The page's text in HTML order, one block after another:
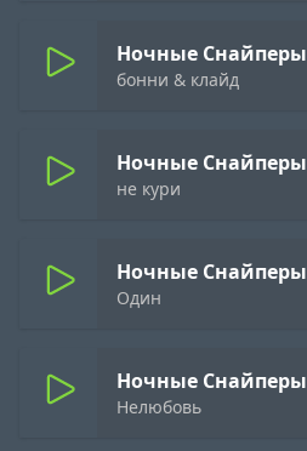
Ночные Снайперы
бонни & клайд
Ночные Снайперы
не кури
Ночные Снайперы
Один
Ночные Снайперы
Нелюбовь